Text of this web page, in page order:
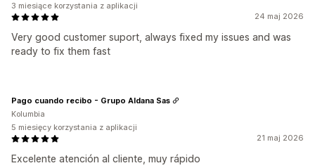
24 maj 2026
Very good customer suport, always fixed my issues and was
ready to fix them fast
3 miesiące korzystania z aplikacji
21 maj 2026
Excelente atención al cliente, muy rápido
Pago cuando recibo - Grupo Aldana Sas
Kolumbia
5 miesięcy korzystania z aplikacji